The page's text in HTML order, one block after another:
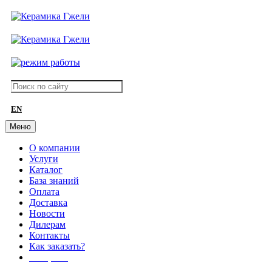
EN
Меню
О компании
Услуги
Каталог
База знаний
Оплата
Доставка
Новости
Дилерам
Контакты
Как заказать?